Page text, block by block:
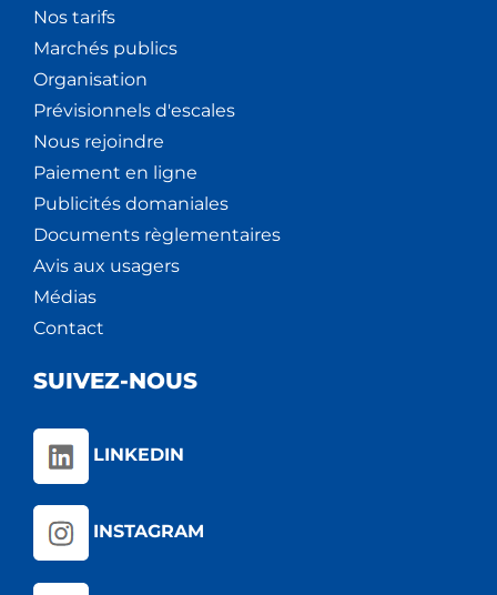
Nos tarifs
Marchés publics
Organisation
Prévisionnels d'escales
Nous rejoindre
Paiement en ligne
Publicités domaniales
Documents règlementaires
Avis aux usagers
Médias
Contact
SUIVEZ-NOUS
LINKEDIN
INSTAGRAM